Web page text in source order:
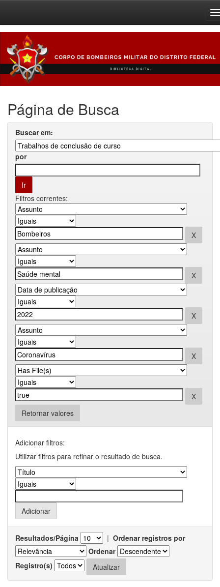
navigation
Página de Busca
Buscar em:
por
Filtros correntes:
Retornar valores
Adicionar filtros:
Utilizar filtros para refinar o resultado de busca.
Resultados/Página | Ordenar registros por
Ordenar
Registro(s)